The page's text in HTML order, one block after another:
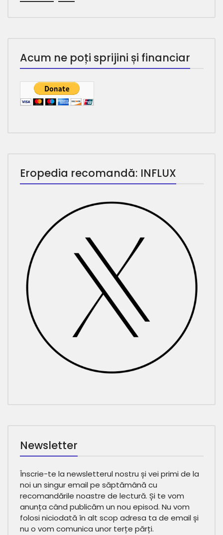
Acum ne poți sprijini și financiar
Eropedia recomandă: INFLUX
Newsletter
Înscrie-te la newsletterul nostru și vei primi de la
noi un singur email pe săptămână cu
recomandările noastre de lectură. Și te vom
anunța când publicăm un nou episod. Nu vom
folosi niciodată în alt scop adresa ta de email și
nu o vom comunica unor terțe părți.